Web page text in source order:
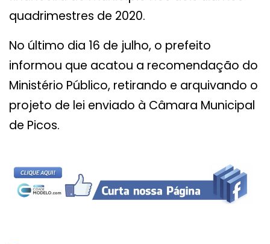
quadrimestres de 2020.
No último dia 16 de julho, o prefeito
informou que acatou a recomendação do
Ministério Público, retirando e arquivando o
projeto de lei enviado à Câmara Municipal
de Picos.